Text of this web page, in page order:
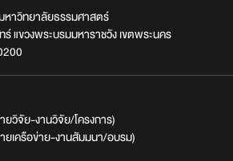
หาวิทยาลัยธรรมศาสตร์
แขวงพระบรมมหาราชวัง เขตพระนคร
วิจัย-งานวิจัย/โครงการ)
เครือข่าย-งานสัมมนา/อบรม)